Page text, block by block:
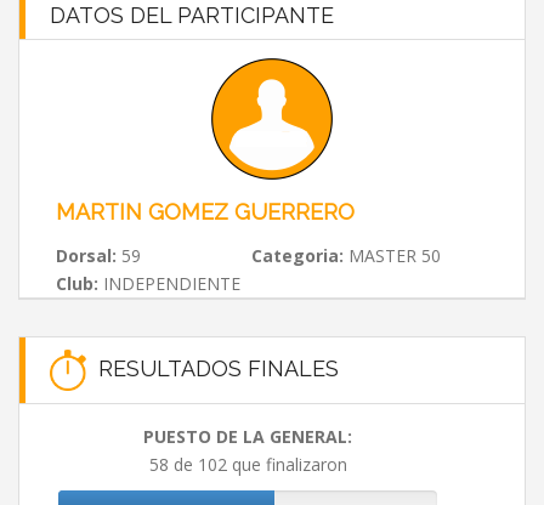
DATOS DEL PARTICIPANTE
MARTIN GOMEZ GUERRERO
Dorsal: 59 Categoria: MASTER 50
Club: INDEPENDIENTE
RESULTADOS FINALES
PUESTO DE LA GENERAL:
58 de 102 que finalizaron